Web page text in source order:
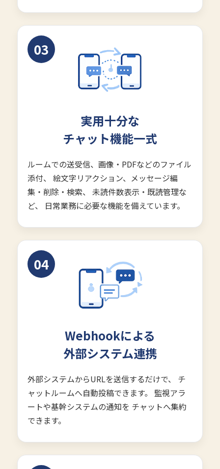
03
実用十分な
チャット機能一式
ルームでの送受信、画像・PDFなどのファイル
添付、 絵文字リアクション、メッセージ編
集・削除・検索、 未読件数表示・既読管理な
ど、 日常業務に必要な機能を備えています。
04
Webhookによる
外部システム連携
外部システムからURLを送信するだけで、 チ
ャットルームへ自動投稿できます。 監視アラ
ートや基幹システムの通知を チャットへ集約
できます。